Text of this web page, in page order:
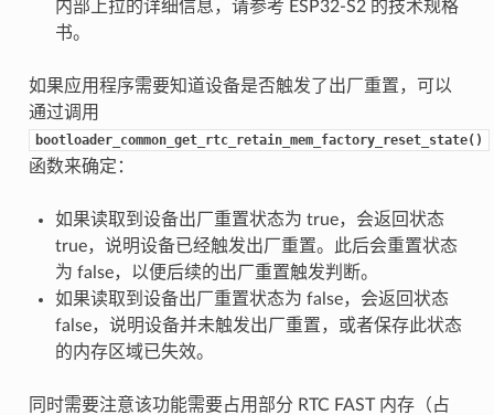
内部上拉的详细信息，请参考 ESP32-S2 的技术规格
书。
如果应用程序需要知道设备是否触发了出厂重置，可以
通过调用
bootloader_common_get_rtc_retain_mem_factory_reset_state()
函数来确定：
如果读取到设备出厂重置状态为 true，会返回状态
true，说明设备已经触发出厂重置。此后会重置状态
为 false，以便后续的出厂重置触发判断。
如果读取到设备出厂重置状态为 false，会返回状态
false，说明设备并未触发出厂重置，或者保存此状态
的内存区域已失效。
同时需要注意该功能需要占用部分 RTC FAST 内存（占